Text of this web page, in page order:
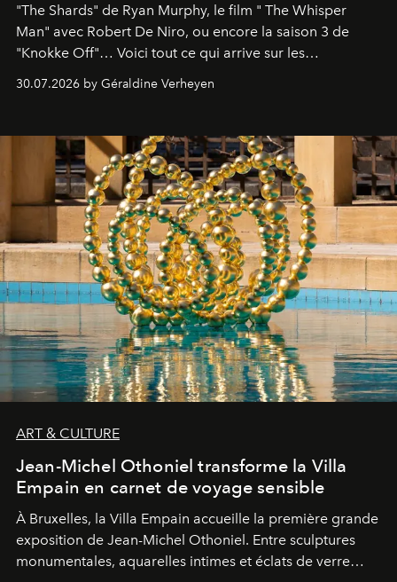
"The Shards" de Ryan Murphy, le film " The Whisper
Man" avec Robert De Niro, ou encore la saison 3 de
"Knokke Off"… Voici tout ce qui arrive sur les
plateformes de streaming en août 2026.
30.07.2026 by Géraldine Verheyen
ART & CULTURE
Jean-Michel Othoniel transforme la Villa
Empain en carnet de voyage sensible
À Bruxelles, la Villa Empain accueille la première grande
exposition de Jean-Michel Othoniel. Entre sculptures
monumentales, aquarelles intimes et éclats de verre